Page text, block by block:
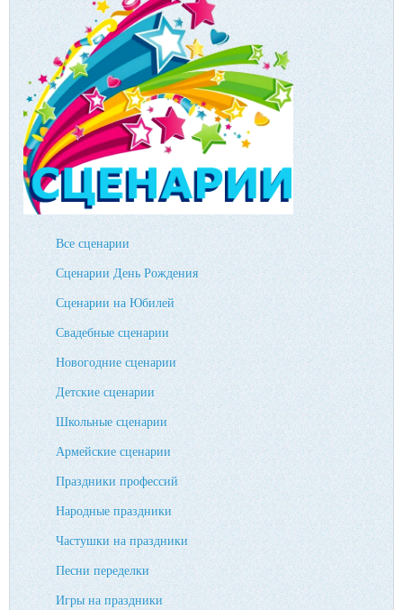
Все сценарии
Сценарии День Рождения
Сценарии на Юбилей
Свадебные сценарии
Новогодние сценарии
Детские сценарии
Школьные сценарии
Армейские сценарии
Праздники профессий
Народные праздники
Частушки на праздники
Песни переделки
Игры на праздники